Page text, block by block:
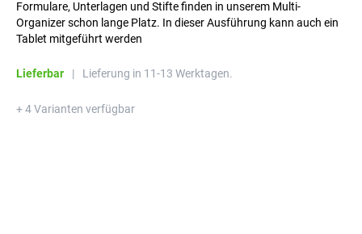
Formulare, Unterlagen und Stifte finden in unserem Multi-
Organizer schon lange Platz. In dieser Ausführung kann auch ein
Tablet mitgeführt werden
Lieferbar | Lieferung in 11-13 Werktagen.
+ 4 Varianten verfügbar